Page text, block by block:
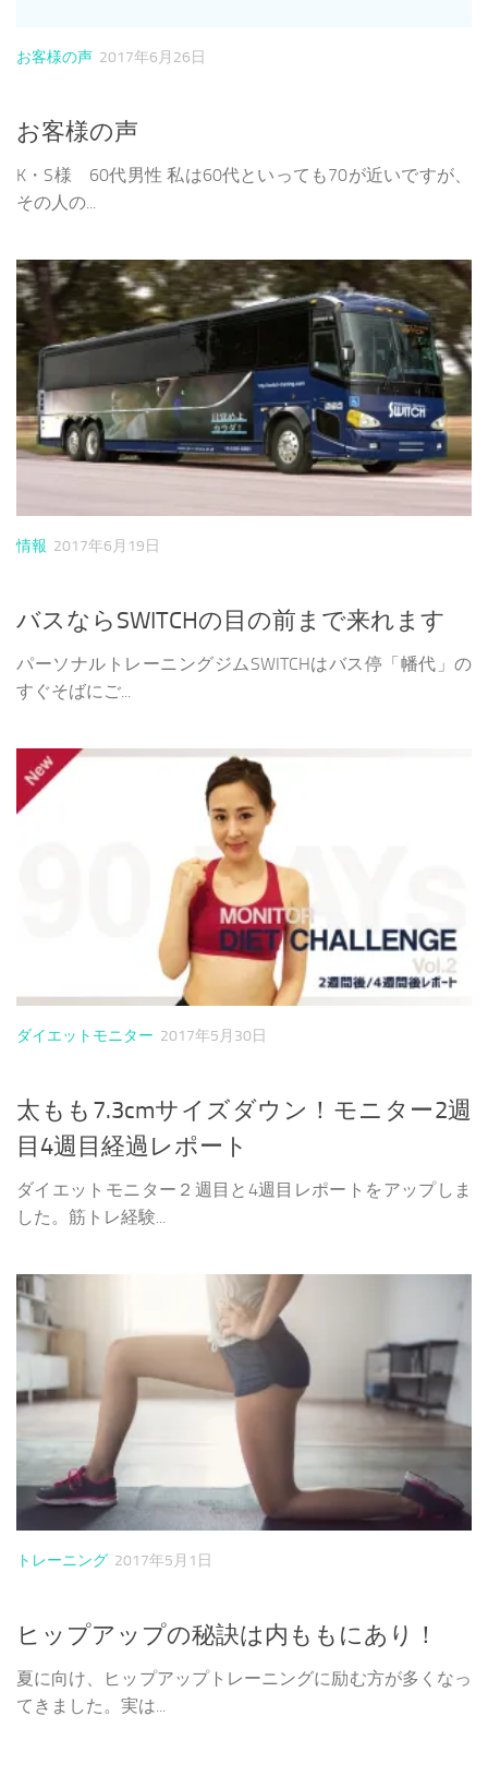
お客様の声 2017年6月26日
お客様の声
K・S様 60代男性 私は60代といっても70が近いですが、
その人の...
情報 2017年6月19日
バスならSWITCHの目の前まで来れます
パーソナルトレーニングジムSWITCHはバス停「幡代」の
すぐそばにご...
ダイエットモニター 2017年5月30日
太もも7.3cmサイズダウン！モニター2週
目4週目経過レポート
ダイエットモニター２週目と4週目レポートをアップしま
した。筋トレ経験...
トレーニング 2017年5月1日
ヒップアップの秘訣は内ももにあり！
夏に向け、ヒップアップトレーニングに励む方が多くなっ
てきました。実は...